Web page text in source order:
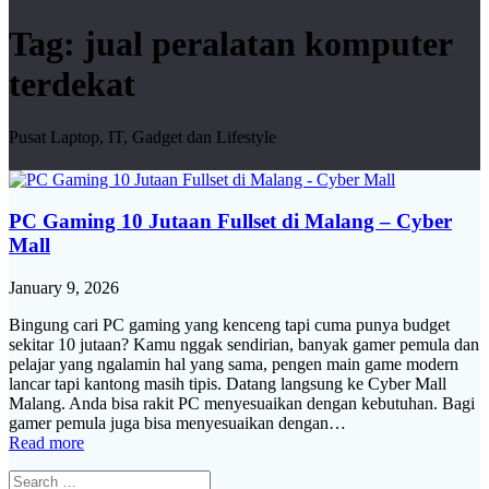
Tag: jual peralatan komputer
terdekat
Pusat Laptop, IT, Gadget dan Lifestyle
PC Gaming 10 Jutaan Fullset di Malang – Cyber
Mall
January 9, 2026
Bingung cari PC gaming yang kenceng tapi cuma punya budget
sekitar 10 jutaan? Kamu nggak sendirian, banyak gamer pemula dan
pelajar yang ngalamin hal yang sama, pengen main game modern
lancar tapi kantong masih tipis. Datang langsung ke Cyber Mall
Malang. Anda bisa rakit PC menyesuaikan dengan kebutuhan. Bagi
gamer pemula juga bisa menyesuaikan dengan…
Read more
Search